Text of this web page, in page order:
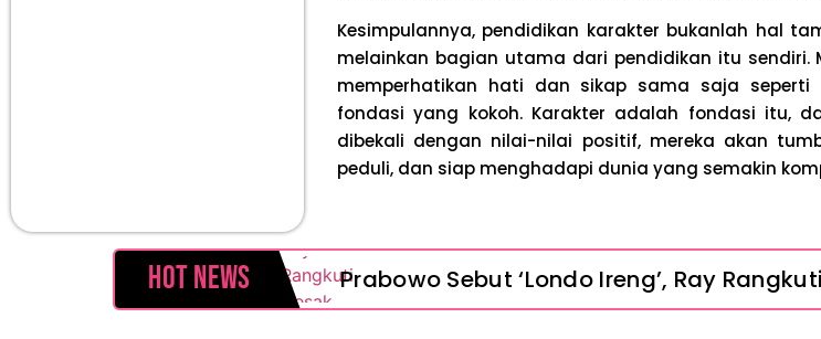
Kesimpulannya, pendidikan karakter bukanlah hal
melainkan bagian utama dari pendidikan itu sendiri.
memperhatikan hati dan sikap sama saja
fondasi yang kokoh. Karakter adalah fondasi itu,
dibekali dengan nilai-nilai positif, mereka akan
peduli, dan siap menghadapi dunia yang semakin
Hot News
Prabowo Sebut ‘Londo Ireng’, Ray